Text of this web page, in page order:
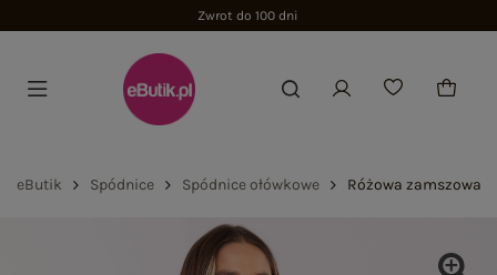
Zwrot do 100 dni
eButik Spódnice Spódnice ołówkowe Różowa zamszowa